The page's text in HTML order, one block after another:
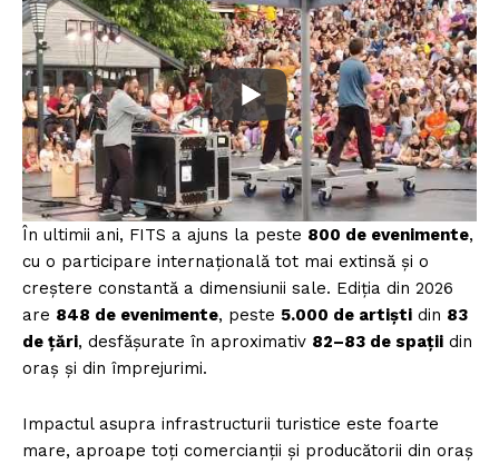
În ultimii ani, FITS a ajuns la peste 800 de evenimente,
cu o participare internațională tot mai extinsă și o
creștere constantă a dimensiunii sale. Ediția din 2026
are 848 de evenimente, peste 5.000 de artiști din 83
de țări, desfășurate în aproximativ 82–83 de spații din
oraș și din împrejurimi.
Impactul asupra infrastructurii turistice este foarte
mare, aproape toți comercianții și producătorii din oraș